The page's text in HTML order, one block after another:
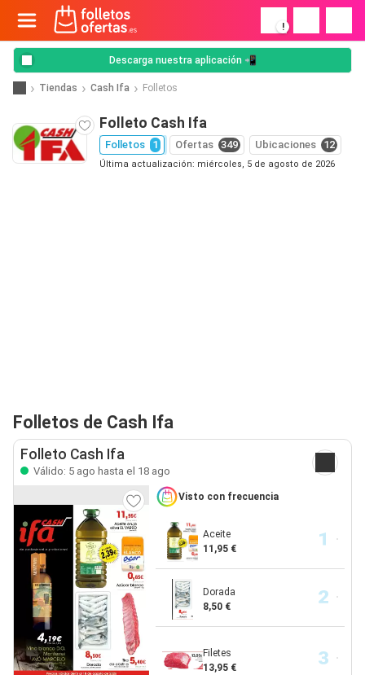
!
Descarga nuestra aplicación 📲
Tiendas Cash Ifa Folletos
Folleto Cash Ifa
Folletos 1 Ofertas 349 Ubicaciones 12
Última actualización: miércoles, 5 de agosto de 2026
Folletos de Cash Ifa
Folleto Cash Ifa
Válido: 5 ago hasta el 18 ago
Visto con frecuencia
Aceite
11,95 €
Dorada
8,50 €
Filetes
13,95 €